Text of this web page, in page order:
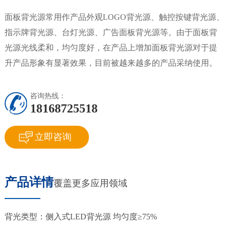
面板背光源常用作产品外观LOGO背光源、触控按键背光源、
指示牌背光源、台灯光源、广告面板背光源等。由于面板背
光源光线柔和，均匀度好，在产品上增加面板背光源对于提
升产品形象有显著效果，目前被越来越多的产品采纳使用。
咨询热线：
18168725518
立即咨询
产品详情覆盖更多应用领域
背光类型：侧入式LED背光源 均匀度≥75%